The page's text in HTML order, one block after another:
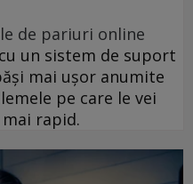
de pariuri online
un sistem de suport
mai ușor anumite
pe care le vei
rapid.